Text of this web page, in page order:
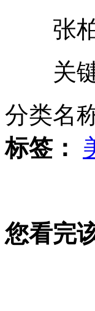
八旬老太徒手
山西运城恶犬
张柏
关键
分类名
标签：
您看完